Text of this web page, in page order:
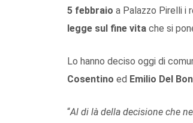
5 febbraio a Palazzo Pirelli i
legge sul fine vita che si
Lo hanno deciso oggi di
Cosentino ed Emilio Del
“Al di là della decisione che